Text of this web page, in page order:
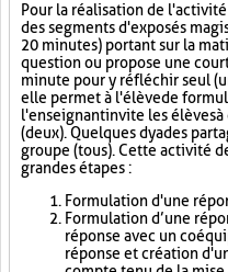
Pour la réalisation de l'activité
des segments d'exposés
20 minutes) portant sur la
question ou propose une
minute pour y réfléchir seul
elle permet à l'élève de
l'enseignant invite les élèves
(deux). Quelques dyades
groupe (tous). Cette activité
grandes étapes :
Formulation d'une
Formulation d’une
réponse avec un
réponse et création